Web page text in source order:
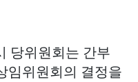
당위원회는 간부
임위원회의 결정을